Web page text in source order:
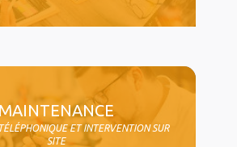
MAINTENANCE
ET INTERVENTION SUR
SITE